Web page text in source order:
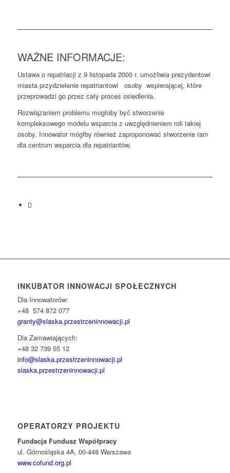
WAŻNE INFORMACJE:
Ustawa o repatriacji z 9 listopada 2000 r. umożliwia prezydentowi
miasta przydzielenie repatriantowi osoby wspierającej, które
przeprowadzi go przez cały proces osiedlenia.
Rozwiązaniem problemu mogłoby być stworzenie
kompleksowego modelu wsparcia z uwzględnieniem roli takiej
osoby. Innowator mógłby również zaproponować stworzenie ram
dla centrum wsparcia dla repatriantów.
INKUBATOR INNOWACJI SPOŁECZNYCH
Dla Innowatorów:
+48 574 872 077
granty@slaska.przestrzeninnowacji.pl
Dla Zamawiających:
+48 32 739 55 12
info@slaska.przestrzeninnowacji.pl
slaska.przestrzeninnowacji.pl
OPERATORZY PROJEKTU
Fundacja Fundusz Współpracy
ul. Górnośląska 4A, 00-448 Warszawa
www.cofund.org.pl